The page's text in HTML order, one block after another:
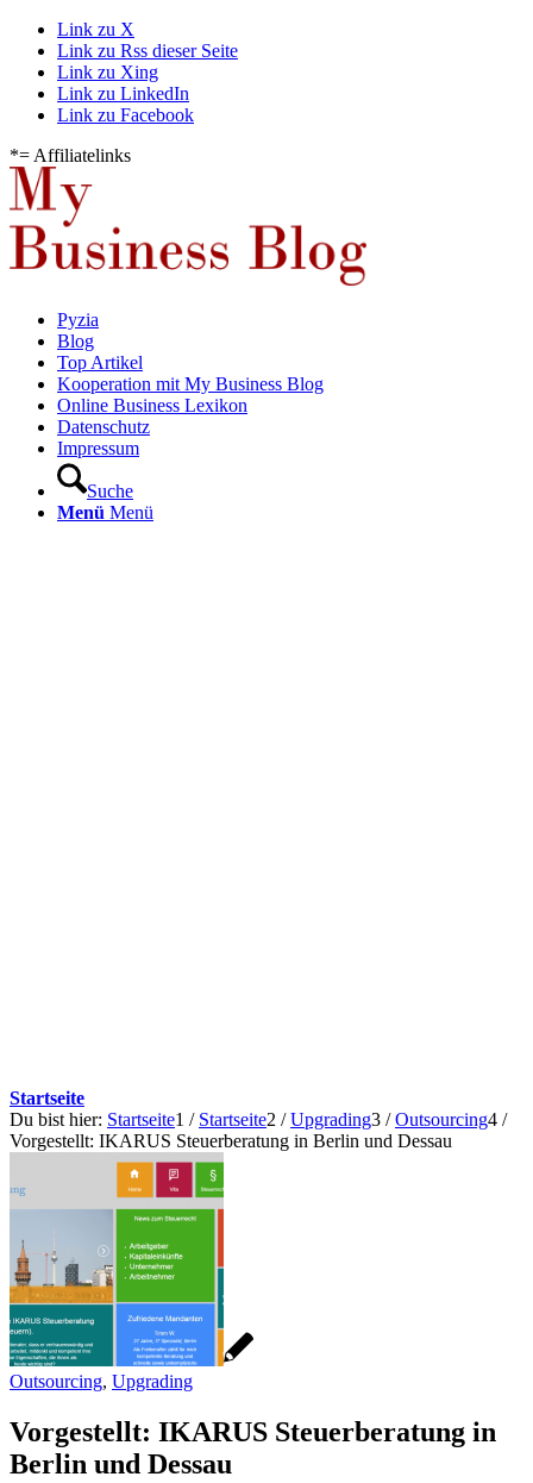
Link zu X
Link zu Rss dieser Seite
Link zu Xing
Link zu LinkedIn
Link zu Facebook
*= Affiliatelinks
Pyzia
Blog
Top Artikel
Kooperation mit My Business Blog
Online Business Lexikon
Datenschutz
Impressum
Suche
Menü Menü
Startseite
Du bist hier: Startseite1 / Startseite2 / Upgrading3 / Outsourcing4 /
Vorgestellt: IKARUS Steuerberatung in Berlin und Dessau
Outsourcing, Upgrading
Vorgestellt: IKARUS Steuerberatung in
Berlin und Dessau